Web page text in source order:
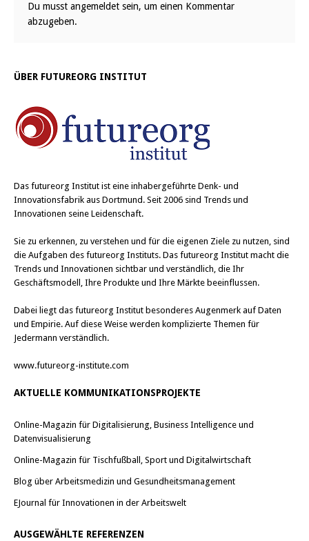
Du musst angemeldet sein, um einen Kommentar
abzugeben.
ÜBER FUTUREORG INSTITUT
Das futureorg Institut ist eine inhabergeführte Denk- und
Innovationsfabrik aus Dortmund. Seit 2006 sind Trends und
Innovationen seine Leidenschaft.
Sie zu erkennen, zu verstehen und für die eigenen Ziele zu nutzen, sind
die Aufgaben des futureorg Instituts. Das futureorg Institut macht die
Trends und Innovationen sichtbar und verständlich, die Ihr
Geschäftsmodell, Ihre Produkte und Ihre Märkte beeinflussen.
Dabei liegt das futureorg Institut besonderes Augenmerk auf Daten
und Empirie. Auf diese Weise werden komplizierte Themen für
Jedermann verständlich.
www.futureorg-institute.com
AKTUELLE KOMMUNIKATIONSPROJEKTE
Online-Magazin für Digitalisierung, Business Intelligence und
Datenvisualisierung
Online-Magazin für Tischfußball, Sport und Digitalwirtschaft
Blog über Arbeitsmedizin und Gesundheitsmanagement
EJournal für Innovationen in der Arbeitswelt
AUSGEWÄHLTE REFERENZEN